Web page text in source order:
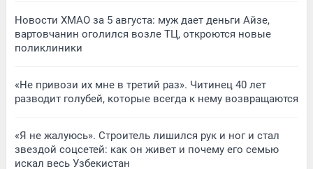
Новости ХМАО за 5 августа: муж дает деньги Айзе,
вартовчанин оголился возле ТЦ, откроются новые
поликлиники
«Не привози их мне в третий раз». Читинец 40 лет
разводит голубей, которые всегда к нему возвращаются
«Я не жалуюсь». Строитель лишился рук и ног и стал
звездой соцсетей: как он живет и почему его семью
искал весь Узбекистан